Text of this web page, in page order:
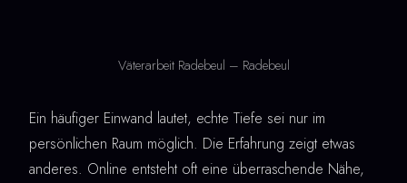
Väterarbeit Radebeul – Radebeul
Ein häufiger Einwand lautet, echte Tiefe sei nur im
persönlichen Raum möglich. Die Erfahrung zeigt etwas
anderes. Online entsteht oft eine überraschende Nähe,